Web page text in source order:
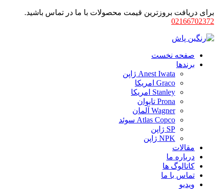
برای دریافت بروزترین قیمت محصولات با ما در تماس باشید.
02166702372
صفحه نخست
برندها
Anest Iwata ژاپن
Graco امریکا
Stanley امریکا
Prona تایوان
Wagner آلمان
Atlas Copco سوئد
SP ژاپن
NPK ژاپن
مقالات
درباره ما
کاتالوگ ها
تماس با ما
ویدیو